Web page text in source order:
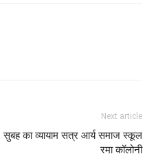
Next article
सुबह का व्यायाम सत्र आर्य समाज स्कूल
रमा कॉलोनी